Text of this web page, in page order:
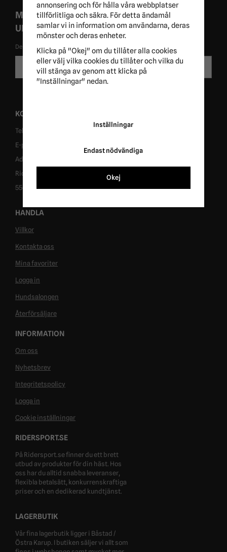
MISSA ALDRIG EXKLUSIVA KAMPANJER OCH
UNIKA ERBJUDANDEN!
De uppgifter du matar in kommer endast användas till våra nyhetsbrev.
postadress
Skicka
KONTAKT
Tel: 0431-302040
E-post: info@ridersport.se
Adress: Tomtaholmsvägen 1, 269 41 Östra Karup
Ridersport in Sweden AB
556953-6955
HANDLA
Villkor
Kontakta oss
Mina favoriter
Logga in
Hundsalongen
Återförsäljare
INFORMATION
Om oss
Nyhetsbrev
Integritetspolicy
Logga in
Cookie inställningar
RIDERSPORT.SE
På Ridersport.se finner du ett brett
utbud av produkter för din häst. Hos
oss har du alltid snabba leveranser,
flexibla betalsätt, konkurrenskraftiga
priser och en dedikerad kundtjänst.
LAGERBUTIK
Vår fina lagerbutik ligger i Båstad /
Östra Karup. I butiken säljer vi allt som
annonsering och för hålla våra webbplatser
tillförlitliga och säkra. För detta ändamål
samlar vi in information om användarna, deras
mönster och deras enheter.
Klicka på "Okej" om du tillåter alla cookies
eller välj vilka cookies du tillåter och vilka du
vill stänga av genom att klicka på
"Inställningar" nedan.
Inställningar
Endast nödvändiga
Okej